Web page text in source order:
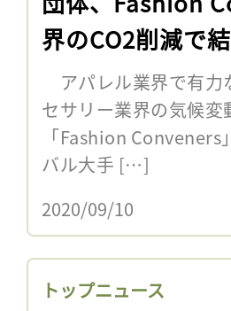
界のCO2削減で
アパレル業界で有力
セサリー業界の気候
「Fashion
バル大手 […]
2020/09/10
トップニュース